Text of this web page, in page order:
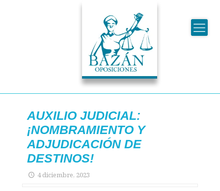
AUXILIO JUDICIAL:
¡NOMBRAMIENTO Y
ADJUDICACIÓN DE
DESTINOS!
4 diciembre, 2023